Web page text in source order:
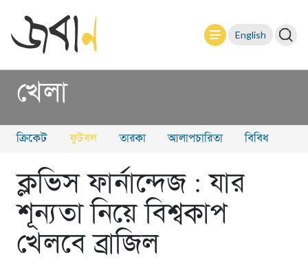
English
খেলা
ক্রিকেট ফুটবল তারকা আলাপচারিতা বিবিধ
ক্লভিস ফার্নান্দেজ : যার
শূন্যতা নিয়ে বিশ্বকাপ
খেলবে ব্রাজিল